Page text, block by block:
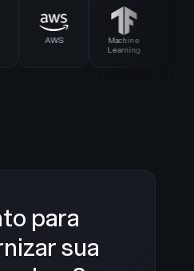
AWS
Machine
Learning
para
sua